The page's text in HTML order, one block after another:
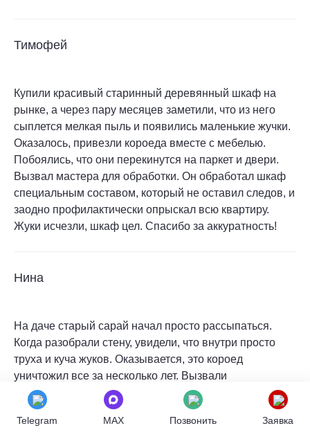
Тимофей
Купили красивый старинный деревянный шкаф на
рынке, а через пару месяцев заметили, что из него
сыплется мелкая пыль и появились маленькие жучки.
Оказалось, привезли короеда вместе с мебелью.
Побоялись, что они перекинутся на паркет и двери.
Вызвал мастера для обработки. Он обработал шкаф
специальным составом, который не оставил следов, и
заодно профилактически опрыскал всю квартиру.
Жуки исчезли, шкаф цел. Спасибо за аккуратность!
Нина
На даче старый сарай начал просто рассыпаться.
Когда разобрали стену, увидели, что внутри просто
труха и куча жуков. Оказывается, это короед
уничтожил все за несколько лет. Вызвали
специалистов, чтобы обработать остальные
постройки и дом, пока не поздно. Провели полную
дезинсекцию, обработали все деревянные
Telegram MAX Позвонить Заявка